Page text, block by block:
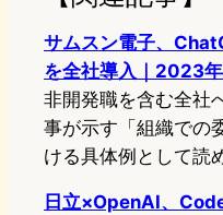
サムスン電子、
を全社導入｜2023
非開発職を含む全社
事が示す「組織での
ける具体例として読
日立×OpenAI、